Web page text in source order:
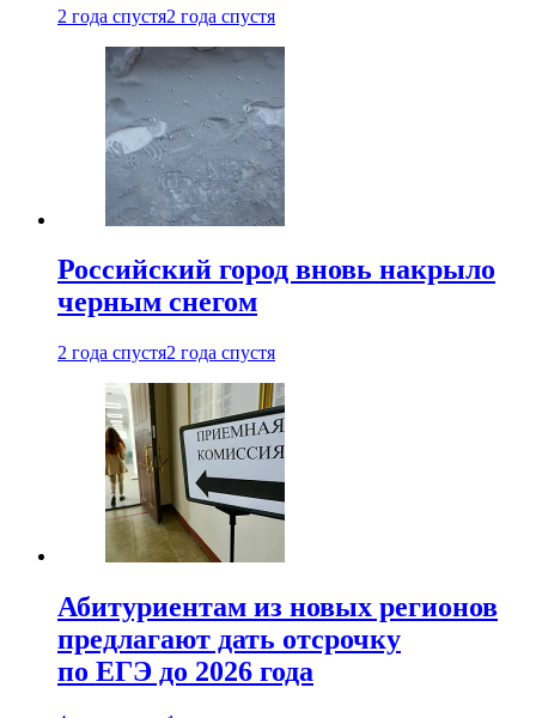
2 года спустя2 года спустя
Российский город вновь накрыло
черным снегом
2 года спустя2 года спустя
Абитуриентам из новых регионов
предлагают дать отсрочку
по ЕГЭ до 2026 года